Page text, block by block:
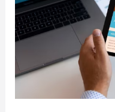
Berbasis
Web
Sendiri